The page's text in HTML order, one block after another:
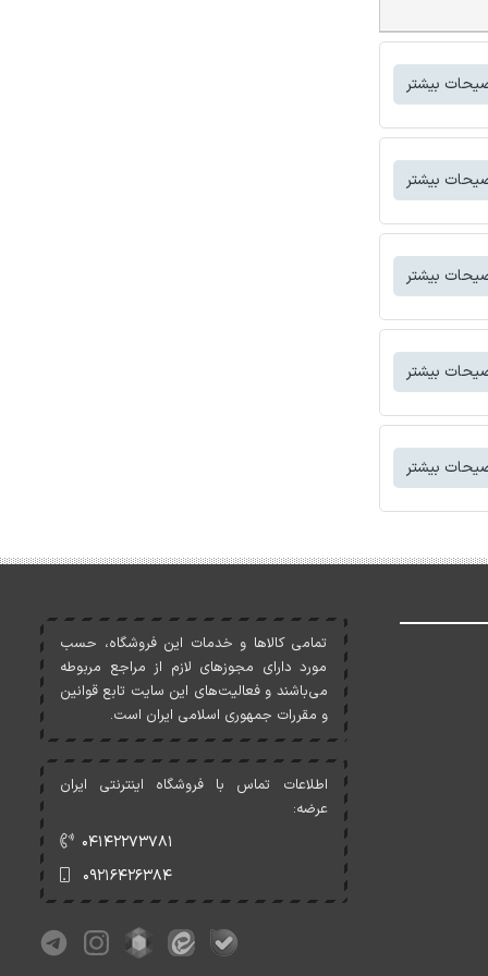
بیشتر
بیشتر
بیشتر
بیشتر
بیشتر
تمامی کالاها و خدمات اين فروشگاه، حسب
مورد دارای مجوزهای لازم از مراجع مربوطه
می‌باشند و فعاليت‌های اين سايت تابع قوانين
و مقررات جمهوری اسلامی ايران است.
اطلاعات تماس با فروشگاه اینترنتی ایران
عرضه:
۰۴۱۴۲۲۷۳۷۸۱
۰۹۲۱۶۴۲۶۳۸۴